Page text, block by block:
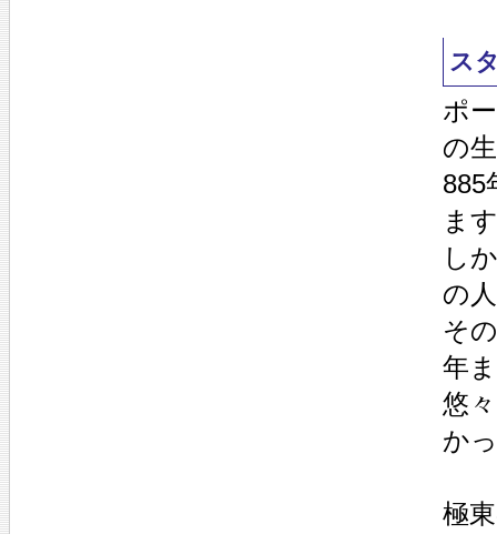
ス
ポ
の
885
ま
し
の
そ
年
悠
か
極